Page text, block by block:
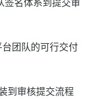
团队的可行交付
到审核提交流程